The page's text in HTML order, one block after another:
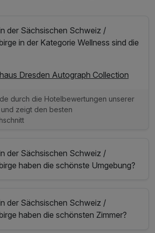
der Sächsischen Schweiz /
in der Kategorie Wellness sind die
Dresden Autograph Collection
durch die Hotelbewertungen unserer
und zeigt den besten
der Sächsischen Schweiz /
haben die schönste Umgebung?
der Sächsischen Schweiz /
haben die schönsten Zimmer?